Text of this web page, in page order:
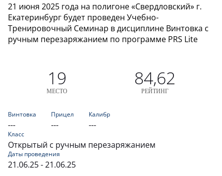
21 июня 2025 года на полигоне «Свердловский» г.
Екатеринбург будет проведен Учебно-
Тренировочный Семинар в дисциплине Винтовка с
ручным перезаряжанием по программе PRS Lite
19
МЕСТО
84,62
РЕЙТИНГ
Винтовка
---
Прицел
---
Калибр
---
Класс
Открытый с ручным перезаряжанием
Даты проведения
21.06.25 - 21.06.25